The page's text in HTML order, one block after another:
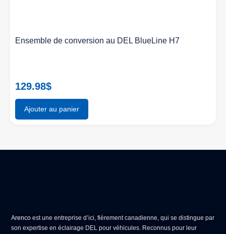
Ensemble de conversion au DEL BlueLine H7
129.98$
Ajouter au panier
Arenco est une entreprise d’ici, fièrement canadienne, qui se distingue par
son expertise enéclairage DEL pour véhicules. Reconnus pour leur